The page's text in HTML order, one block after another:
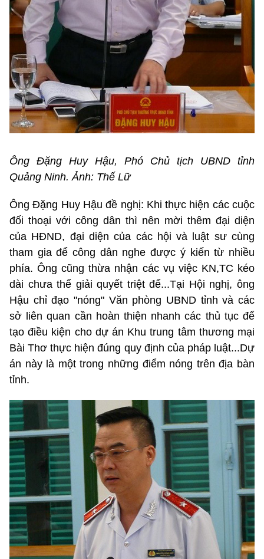
Ông Đặng Huy Hậu, Phó Chủ tịch UBND tỉnh
Quảng Ninh. Ảnh: Thế Lữ
Ông Đặng Huy Hậu đề nghị: Khi thực hiện các cuộc
đối thoại với công dân thì nên mời thêm đại diện
của HĐND, đại diện của các hội và luật sư cùng
tham gia để công dân nghe được ý kiến từ nhiều
phía. Ông cũng thừa nhận các vụ việc KN,TC kéo
dài chưa thể giải quyết triệt để...Tại Hội nghị, ông
Hậu chỉ đạo "nóng" Văn phòng UBND tỉnh và các
sở liên quan cần hoàn thiện nhanh các thủ tục để
tạo điều kiện cho dự án Khu trung tâm thương mại
Bài Thơ thực hiện đúng quy định của pháp luật...Dự
án này là một trong những điểm nóng trên địa bàn
tỉnh.